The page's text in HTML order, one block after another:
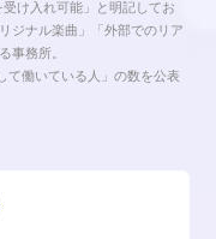
け入れ可能」と明記してお
ジナル楽曲」「外部でのリア
事務所。
て働いている人」の数を公表